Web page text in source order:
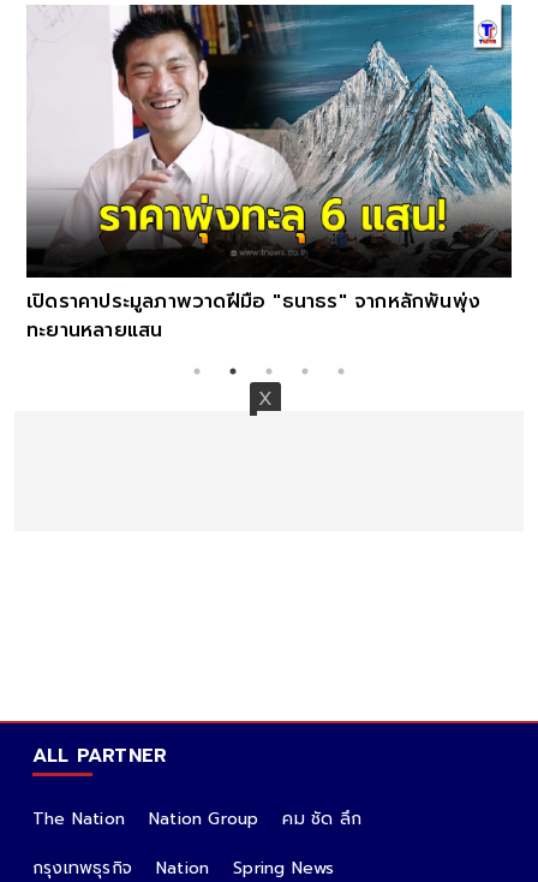
เปิดราคาประมูลภาพวาดฝีมือ "ธนาธร" จากหลักพันพุ่ง
ทะยานหลายแสน
ALL PARTNER
The Nation Nation Group
คม ชัด ลึก
กรุงเทพธุรกิจ
Nation
Spring News